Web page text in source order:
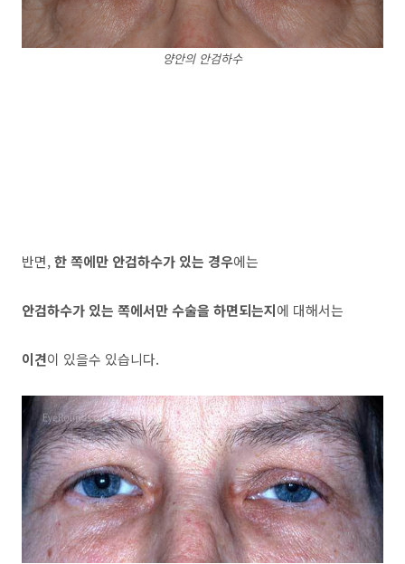
양안의 안검하수
반면,한 쪽에만 안검하수가 있는 경우에는
안검하수가 있는 쪽에서만 수술을 하면되는지에 대해서는
이견이 있을수 있습니다.